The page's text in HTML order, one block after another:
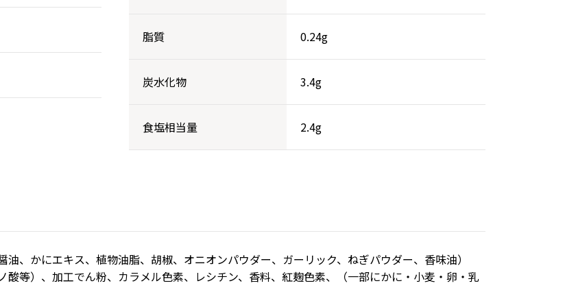
脂質 0.24g
炭水化物 3.4g
食塩相当量 2.4g
、かにエキス、植物油脂、胡椒、オニオンパウダー、ガーリック、ねぎパウダー、香味油）
酸等）、加工でん粉、カラメル色素、レシチン、香料、紅麹色素、（一部にかに・小麦・卵・乳